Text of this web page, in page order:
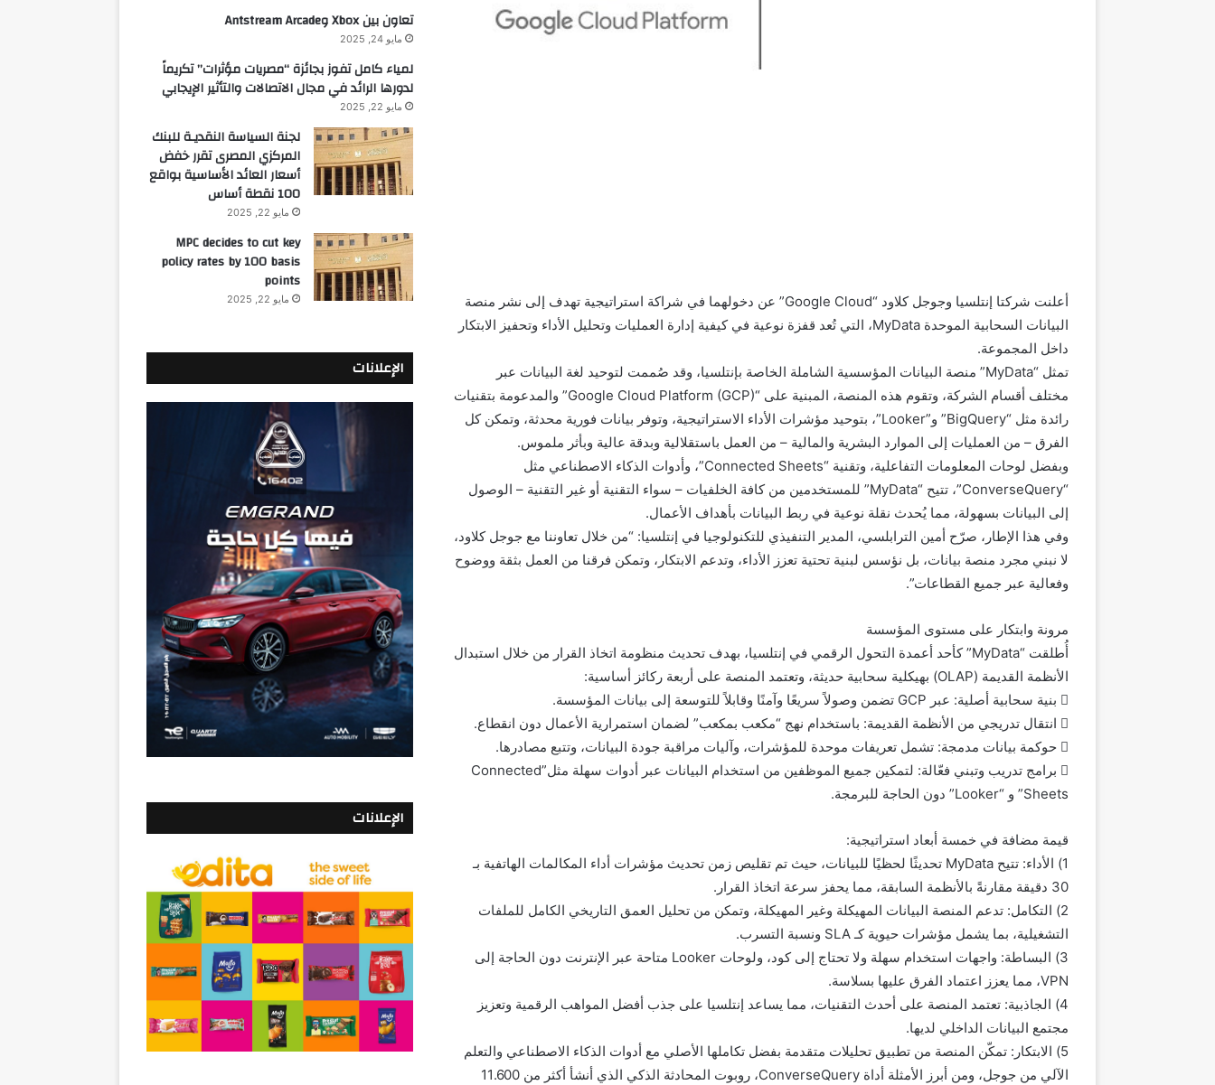
أعلنت شركتا إنتلسيا وجوجل كلاود “Google Cloud” عن دخولهما في شراكة استراتيجية تهدف إلى نشر منصة
البيانات السحابية الموحدة MyData، التي تُعد قفزة نوعية في كيفية إدارة العمليات وتحليل الأداء وتحفيز الابتكار
داخل المجموعة.
تمثل “MyData” منصة البيانات المؤسسية الشاملة الخاصة بإنتلسيا، وقد صُممت لتوحيد لغة البيانات عبر
مختلف أقسام الشركة، وتقوم هذه المنصة، المبنية على “Google Cloud Platform (GCP)” والمدعومة بتقنيات
رائدة مثل “BigQuery” و”Looker”، بتوحيد مؤشرات الأداء الاستراتيجية، وتوفر بيانات فورية محدثة، وتمكن كل
الفرق – من العمليات إلى الموارد البشرية والمالية – من العمل باستقلالية وبدقة عالية وبأثر ملموس.
وبفضل لوحات المعلومات التفاعلية، وتقنية “Connected Sheets”، وأدوات الذكاء الاصطناعي مثل
“ConverseQuery”، تتيح “MyData” للمستخدمين من كافة الخلفيات – سواء التقنية أو غير التقنية – الوصول
إلى البيانات بسهولة، مما يُحدث نقلة نوعية في ربط البيانات بأهداف الأعمال.
وفي هذا الإطار، صرّح أمين الترابلسي، المدير التنفيذي للتكنولوجيا في إنتلسيا: “من خلال تعاوننا مع جوجل كلاود،
لا نبني مجرد منصة بيانات، بل نؤسس لبنية تحتية تعزز الأداء، وتدعم الابتكار، وتمكن فرقنا من العمل بثقة ووضوح
وفعالية عبر جميع القطاعات”.
مرونة وابتكار على مستوى المؤسسة
أُطلقت “MyData” كأحد أعمدة التحول الرقمي في إنتلسيا، بهدف تحديث منظومة اتخاذ القرار من خلال استبدال
الأنظمة القديمة (OLAP) بهيكلية سحابية حديثة، وتعتمد المنصة على أربعة ركائز أساسية:
 بنية سحابية أصلية: عبر GCP تضمن وصولاً سريعًا وآمنًا وقابلاً للتوسعة إلى بيانات المؤسسة.
 انتقال تدريجي من الأنظمة القديمة: باستخدام نهج “مكعب بمكعب” لضمان استمرارية الأعمال دون انقطاع.
 حوكمة بيانات مدمجة: تشمل تعريفات موحدة للمؤشرات، وآليات مراقبة جودة البيانات، وتتبع مصادرها.
 برامج تدريب وتبني فعّالة: لتمكين جميع الموظفين من استخدام البيانات عبر أدوات سهلة مثل”Connected
Sheets” و “Looker” دون الحاجة للبرمجة.
قيمة مضافة في خمسة أبعاد استراتيجية:
1) الأداء: تتيح MyData تحديثًا لحظيًا للبيانات، حيث تم تقليص زمن تحديث مؤشرات أداء المكالمات الهاتفية بـ
30 دقيقة مقارنةً بالأنظمة السابقة، مما يحفز سرعة اتخاذ القرار.
2) التكامل: تدعم المنصة البيانات المهيكلة وغير المهيكلة، وتمكن من تحليل العمق التاريخي الكامل للملفات
التشغيلية، بما يشمل مؤشرات حيوية كـ SLA ونسبة التسرب.
3) البساطة: واجهات استخدام سهلة ولا تحتاج إلى كود، ولوحات Looker متاحة عبر الإنترنت دون الحاجة إلى
VPN، مما يعزز اعتماد الفرق عليها بسلاسة.
4) الجاذبية: تعتمد المنصة على أحدث التقنيات، مما يساعد إنتلسيا على جذب أفضل المواهب الرقمية وتعزيز
مجتمع البيانات الداخلي لديها.
5) الابتكار: تمكّن المنصة من تطبيق تحليلات متقدمة بفضل تكاملها الأصلي مع أدوات الذكاء الاصطناعي والتعلم
الآلي من جوجل، ومن أبرز الأمثلة أداة ConverseQuery، روبوت المحادثة الذكي الذي أنشأ أكثر من 11.600
تعاون بين Xbox وAntstream Arcade
مايو 24, 2025
لمياء كامل تفوز بجائزة “مصريات مؤثرات” تكريماً
لدورها الرائد في مجال الاتصالات والتأثير الإيجابي
مايو 22, 2025
لجنة السياسة النقديـة للبنك
المركزي المصرى تقرر خفض
أسعار العائد الأساسية بواقع
100 نقطة أساس
مايو 22, 2025
MPC decides to cut key
policy rates by 100 basis
points
مايو 22, 2025
الإعلانات
الإعلانات